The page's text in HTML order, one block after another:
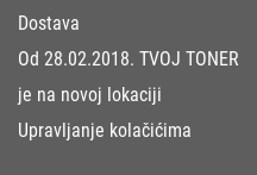
Dostava
Od 28.02.2018. TVOJ TONER
je na novoj lokaciji
Upravljanje kolačićima